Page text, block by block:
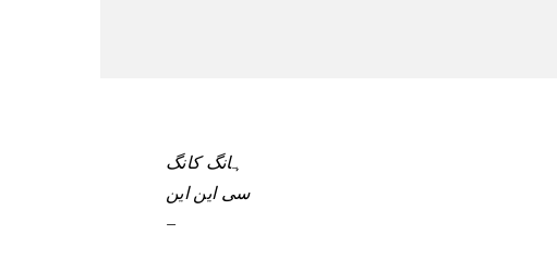
ہانگ کانگ
سی این این
–